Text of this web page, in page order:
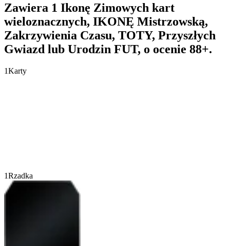
Zawiera 1 Ikonę Zimowych kart
wieloznacznych, IKONĘ Mistrzowską,
Zakrzywienia Czasu, TOTY, Przyszłych
Gwiazd lub Urodzin FUT, o ocenie 88+.
1Karty
1Rzadka